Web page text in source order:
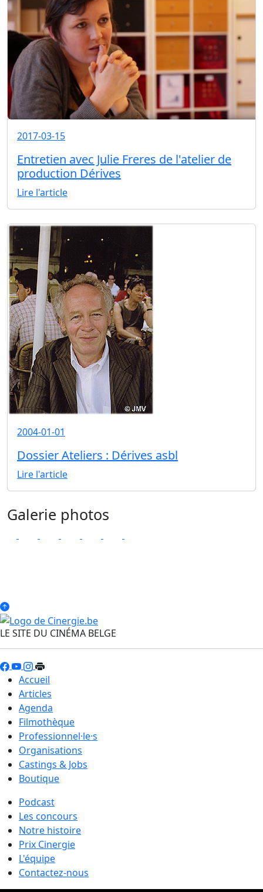
2017-03-15
Entretien avec Julie Freres de l'atelier de
production Dérives
Lire l'article
2004-01-01
Dossier Ateliers : Dérives asbl
Lire l'article
Galerie photos
LE SITE DU CINÉMA BELGE
Accueil
Articles
Agenda
Filmothèque
Professionnel·le·s
Organisations
Castings & Jobs
Boutique
Podcast
Les concours
Notre histoire
Prix Cinergie
L'équipe
Contactez-nous